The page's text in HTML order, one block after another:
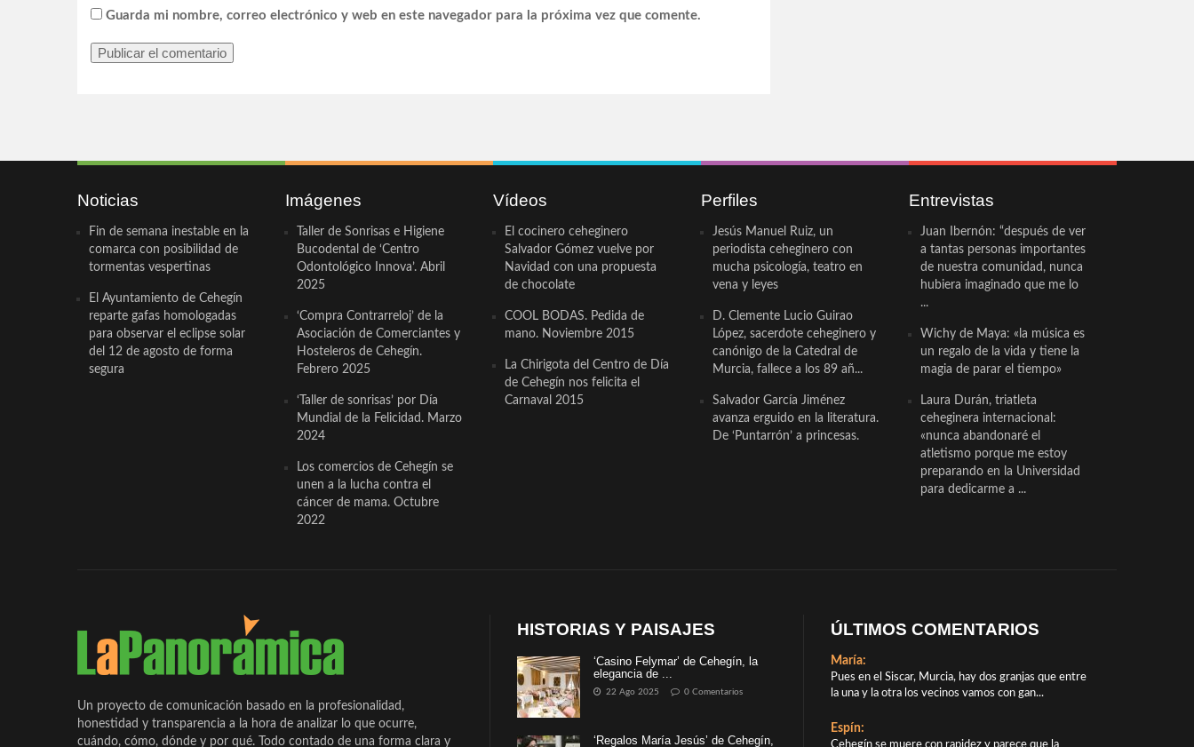
Guarda mi nombre, correo electrónico y web en este navegador para la próxima vez que comente.
Noticias
Fin de semana inestable en la
comarca con posibilidad de
tormentas vespertinas
El Ayuntamiento de Cehegín
reparte gafas homologadas
para observar el eclipse solar
del 12 de agosto de forma
segura
Imágenes
Taller de Sonrisas e Higiene
Bucodental de ‘Centro
Odontológico Innova’. Abril
2025
‘Compra Contrarreloj’ de la
Asociación de Comerciantes y
Hosteleros de Cehegín.
Febrero 2025
‘Taller de sonrisas’ por Día
Mundial de la Felicidad. Marzo
2024
Los comercios de Cehegín se
unen a la lucha contra el
cáncer de mama. Octubre
2022
Vídeos
El cocinero ceheginero
Salvador Gómez vuelve por
Navidad con una propuesta
de chocolate
COOL BODAS. Pedida de
mano. Noviembre 2015
La Chirigota del Centro de Día
de Cehegín nos felicita el
Carnaval 2015
Perfiles
Jesús Manuel Ruiz, un
periodista ceheginero con
mucha psicología, teatro en
vena y leyes
D. Clemente Lucio Guirao
López, sacerdote ceheginero y
canónigo de la Catedral de
Murcia, fallece a los 89 añ...
Salvador García Jiménez
avanza erguido en la literatura.
De ‘Puntarrón’ a princesas.
Entrevistas
Juan Ibernón: “después de ver
a tantas personas importantes
de nuestra comunidad, nunca
hubiera imaginado que me lo
...
Wichy de Maya: «la música es
un regalo de la vida y tiene la
magia de parar el tiempo»
Laura Durán, triatleta
ceheginera internacional:
«nunca abandonaré el
atletismo porque me estoy
preparando en la Universidad
para dedicarme a ...
Un proyecto de comunicación basado en la profesionalidad,
honestidad y transparencia a la hora de analizar lo que ocurre,
cuándo, cómo, dónde y por qué. Todo contado de una forma clara y
HISTORIAS Y PAISAJES
‘Casino Felymar’ de Cehegín, la
elegancia de ...
22 Ago 2025 0 Comentarios
‘Regalos María Jesús’ de Cehegín,
ÚLTIMOS COMENTARIOS
María:
Pues en el Siscar, Murcia, hay dos granjas que entre
la una y la otra los vecinos vamos con gan...
Espín:
Cehegín se muere con rapidez y parece que la